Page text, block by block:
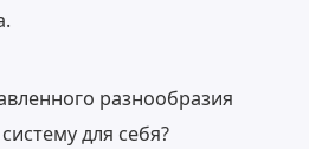
разнообразия
для себя?